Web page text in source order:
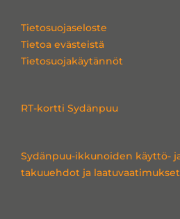
e
d
i
b
o
o
k
r
Tietosuojaseloste
Tietoa evästeistä
Tietosuojakäytännöt
RT-kortti Sydänpuu
Sydänpuu-ikkunoiden käyttö-
takuuehdot ja laatuvaatimukset